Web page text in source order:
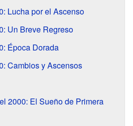
Lucha por el Ascenso
Un Breve Regreso
Época Dorada
Cambios y Ascensos
2000: El Sueño de Primera